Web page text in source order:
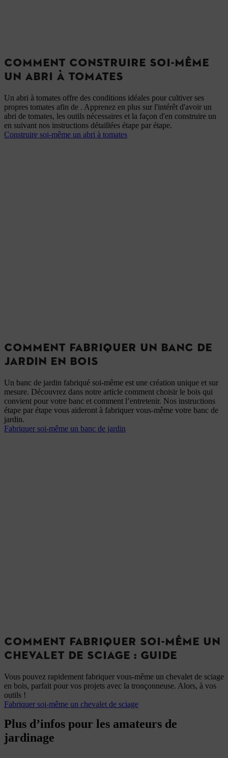
COMMENT CONSTRUIRE SOI-MÊME
UN ABRI À TOMATES
Un abri à tomates offre des conditions idéales pour cultiver ses
propres tomates afin de . Apprenez en plus sur l'intérêt d'avoir un
abri de tomates, les outils nécessaires et la façon d'en construire un
en suivant nos instructions détaillées étape par étape.
Construire soi-même un abri à tomates
COMMENT FABRIQUER UN BANC DE
JARDIN EN BOIS
Un banc de jardin fabriqué soi-même est une création unique et sur
mesure. Découvrez dans notre article comment choisir le bois qui
convient pour votre banc et comment l’entretenir. Nos instructions
étape par étape vous aideront à fabriquer vous-même votre banc de
jardin.
Fabriquer soi-même un banc de jardin
COMMENT FABRIQUER SOI-MÊME UN
CHEVALET DE SCIAGE : GUIDE
Vous pouvez rapidement fabriquer vous-même un chevalet de sciage
en bois, parfait pour vos projets avec la tronçonneuse. Alors, à vos
outils !
Fabriquer soi-même un chevalet de sciage
Plus d’infos pour les amateurs de
jardinage